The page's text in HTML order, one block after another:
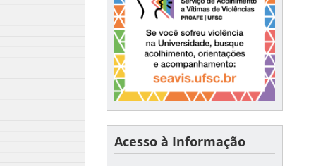
Acesso à Informação